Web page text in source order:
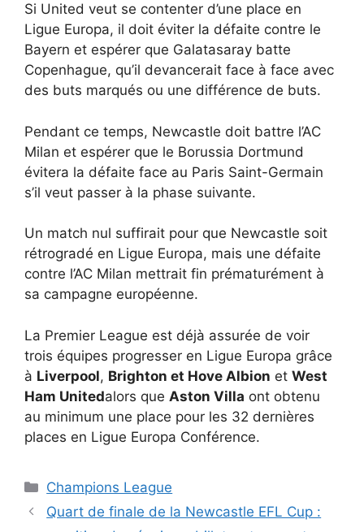
Si United veut se contenter d’une place en
Ligue Europa, il doit éviter la défaite contre le
Bayern et espérer que Galatasaray batte
Copenhague, qu’il devancerait face à face avec
des buts marqués ou une différence de buts.
Pendant ce temps, Newcastle doit battre l’AC
Milan et espérer que le Borussia Dortmund
évitera la défaite face au Paris Saint-Germain
s’il veut passer à la phase suivante.
Un match nul suffirait pour que Newcastle soit
rétrogradé en Ligue Europa, mais une défaite
contre l’AC Milan mettrait fin prématurément à
sa campagne européenne.
La Premier League est déjà assurée de voir
trois équipes progresser en Ligue Europa grâce
à Liverpool, Brighton et Hove Albion et West
Ham Unitedalors que Aston Villa ont obtenu
au minimum une place pour les 32 dernières
places en Ligue Europa Conférence.
Catégories
Champions League
Quart de finale de la Newcastle EFL Cup :